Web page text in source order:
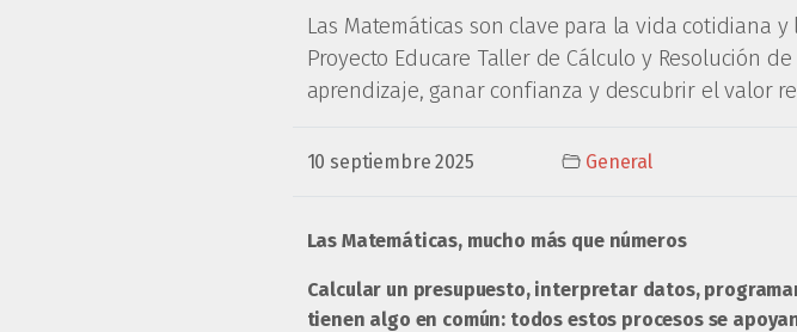
Las Matemáticas son clave para la vida cotidiana
Proyecto Educare Taller de Cálculo y Resolución
aprendizaje, ganar confianza y descubrir el valor
10 septiembre 2025 General
Las Matemáticas, mucho más que números
Calcular un presupuesto, interpretar datos,
tienen algo en común: todos estos procesos se